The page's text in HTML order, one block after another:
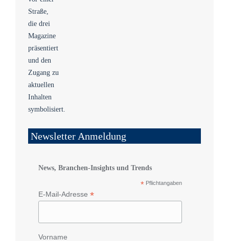
Newsletter Anmeldung
News, Branchen-Insights und Trends
* Pflichtangaben
E-Mail-Adresse *
Vorname